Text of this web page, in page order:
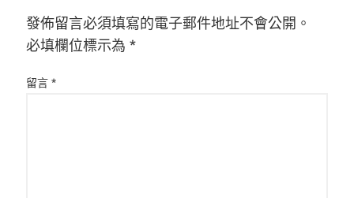
發佈留言必須填寫的電子郵件地址不會公開。
必填欄位標示為 *
留言 *